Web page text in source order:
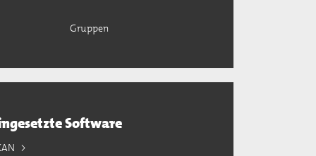
Gruppen
Software